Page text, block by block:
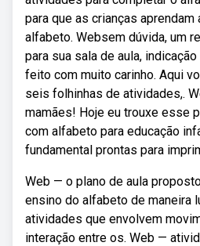
para que as crianças aprendam
alfabeto. Websem dúvida, um
para sua sala de aula,
feito com muito carinho. Aqui
seis folhinhas de atividades,.
mamães! Hoje eu trouxe esse
com alfabeto para educação
fundamental prontas para
Web — o plano de aula
ensino do alfabeto de maneira
atividades que envolvem
interação entre os. Web —